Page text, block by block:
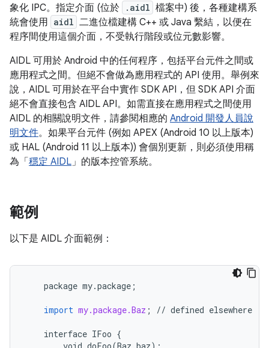
象化 IPC。指定介面 (位於
.aidl 檔案中) 後，各種建構系
統會使用 aidl 二進位檔建構 C++ 或 Java 繫結，以便在
程序間使用這個介面，不受執行階段或位元數影響。
AIDL 可用於 Android 中的任何程序，包括平台元件之間或
應用程式之間。但絕不會做為應用程式的 API 使用。舉例來
說，AIDL 可用於在平台中實作 SDK API，但 SDK API 介面
絕不會直接包含 AIDL API。如需直接在應用程式之間使用
AIDL 的相關說明文件，請參閱相應的 Android 開發人員說
明文件。如果平台元件 (例如 APEX (Android 10 以上版本)
或 HAL (Android 11 以上版本)) 會個別更新，則必須使用稱
為「 穩定 AIDL」的版本控管系統。
範例
以下是 AIDL 介面範例：
package my.package ;
import my.package.Baz ; // defined elsewhere
interface IFoo {